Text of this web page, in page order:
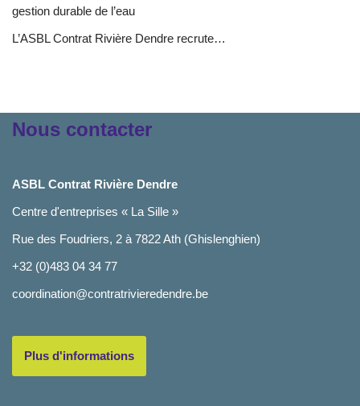
gestion durable de l’eau
L’ASBL Contrat Rivière Dendre recrute…
Nous contacter
ASBL Contrat Rivière Dendre
Centre d'entreprises « La Sille »
Rue des Foudriers, 2 à 7822 Ath (Ghislenghien)
+32 (0)483 04 34 77
coordination@contratrivieredendre.be
Plus d'informations